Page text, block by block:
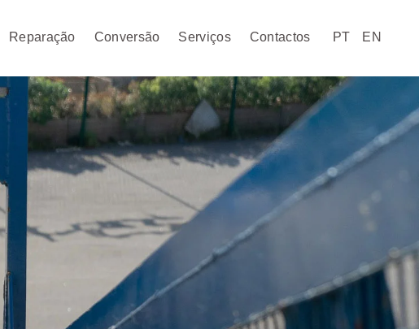
Reparação Conversão Serviços Contactos PT EN